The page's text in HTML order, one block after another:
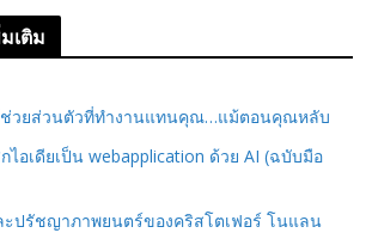
เติม
ช่วยส่วนตัวที่ทำงานแทนคุณ…แม้ตอนคุณหลับ
ไอเดียเป็น webapplication ด้วย AI (ฉบับมือ
ปรัชญาภาพยนตร์ของคริสโตเฟอร์ โนแลน